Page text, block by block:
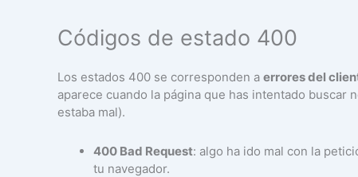
Códigos de estado 400
Los estados 400 se corresponden a errores del
aparece cuando la página que has intentado
estaba mal).
400 Bad Request: algo ha ido mal con la
tu navegador.